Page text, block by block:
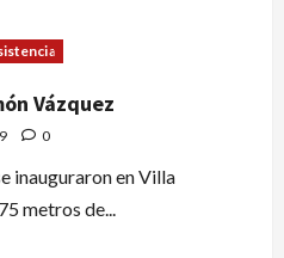
Vázquez
0
inauguraron en Villa
metros de...